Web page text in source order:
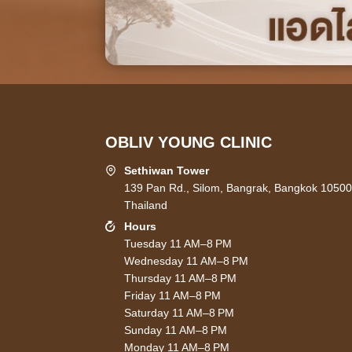
OBLIV YOUNG CLINIC
Sethiwan Tower
139 Pan Rd., Silom, Bangrak, Bangkok
Thailand
Hours
Tuesday 11 AM–8 PM
Wednesday 11 AM–8 PM
Thursday 11 AM–8 PM
Friday 11 AM–8 PM
Saturday 11 AM–8 PM
Sunday 11 AM–8 PM
Monday 11 AM–8 PM